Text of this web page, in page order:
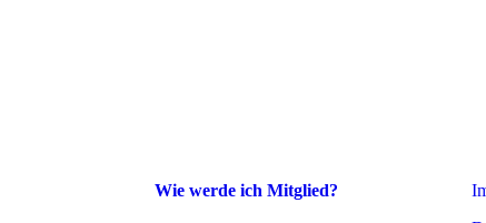
Wie werde ich Mitglied?